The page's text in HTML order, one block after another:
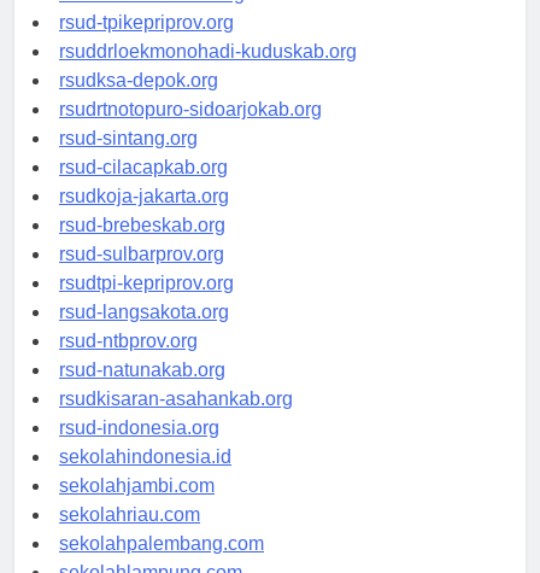
rsud-simeuluekab.org
rsud-tpikepriprov.org
rsuddrloekmonohadi-kuduskab.org
rsudksa-depok.org
rsudrtnotopuro-sidoarjokab.org
rsud-sintang.org
rsud-cilacapkab.org
rsudkoja-jakarta.org
rsud-brebeskab.org
rsud-sulbarprov.org
rsudtpi-kepriprov.org
rsud-langsakota.org
rsud-ntbprov.org
rsud-natunakab.org
rsudkisaran-asahankab.org
rsud-indonesia.org
sekolahindonesia.id
sekolahjambi.com
sekolahriau.com
sekolahpalembang.com